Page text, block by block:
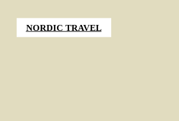
NORDIC TRAVEL